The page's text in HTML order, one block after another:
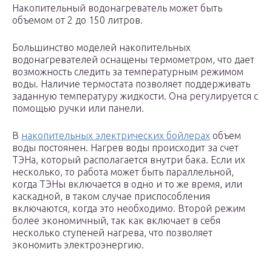
Накопительный водонагреватель может быть
объемом от 2 до 150 литров.
Большинство моделей накопительных
водонагревателей оснащены термометром, что дает
возможность следить за температурным режимом
воды. Наличие термостата позволяет поддерживать
заданную температуру жидкости. Она регулируется с
помощью ручки или панели.
В накопительных электрических бойлерах объем
воды постоянен. Нагрев воды происходит за счет
ТЭНа, который располагается внутри бака. Если их
несколько, то работа может быть параллельной,
когда ТЭНы включается в одно и то же время, или
каскадной, в таком случае приспособления
включаются, когда это необходимо. Второй режим
более экономичный, так как включает в себя
несколько ступеней нагрева, что позволяет
экономить электроэнергию.